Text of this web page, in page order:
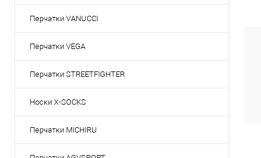
Перчатки VANUCCI
Перчатки VEGA
Перчатки STREETFIGHTER
Носки X-SOCKS
Перчатки MICHIRU